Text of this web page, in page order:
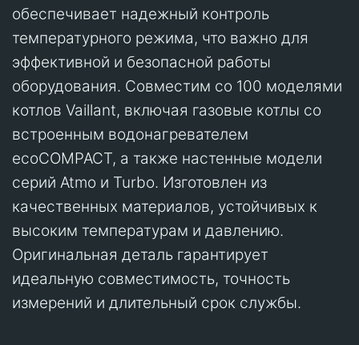
обеспечивает надежный контроль
температурного режима, что важно для
эффективной и безопасной работы
оборудования. Совместим со 100 моделями
котлов Vaillant, включая газовые котлы со
встроенным водонагревателем
ecoCOMPACT, а также настенные модели
серий Atmo и Turbo. Изготовлен из
качественных материалов, устойчивых к
высоким температурам и давлению.
Оригинальная деталь гарантирует
идеальную совместимость, точность
измерений и длительный срок службы.